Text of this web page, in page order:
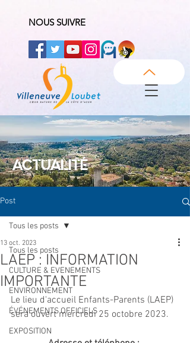
NOUS SUIVRE
ACTUALITÉ
Post
Tous les posts
CULTURE & EVENEMENTS
ENVIRONNEMENT
ÉVÉNEMENTS OFFICIELS
EXPOSITION
Tous les posts
LAEP : INFORMATION
IMPORTANTE
13 oct. 2023
Le lieu d'accueil Enfants-Parents (LAEP)
sera ouvert mercredi 25 octobre 2023.